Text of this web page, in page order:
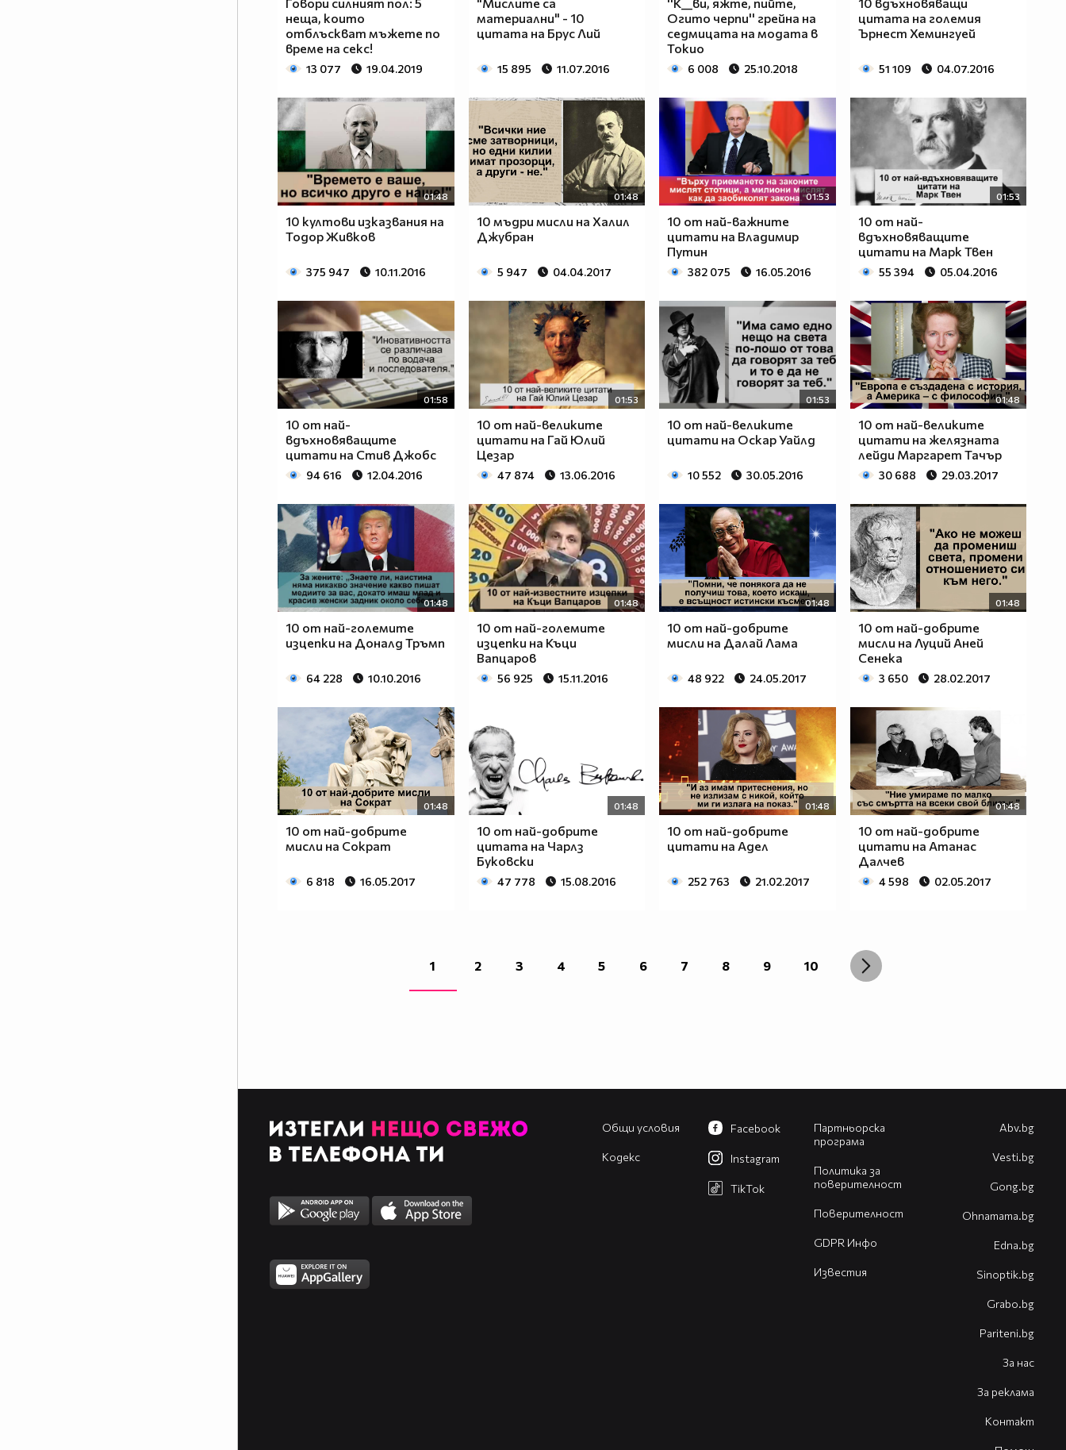
неща, които
отблъскват мъжете по
време на секс!
13 077 19.04.2019
материални" - 10
цитата на Брус Лий
15 895 11.07.2016
Огито черпи'' грейна на
седмицата на модата в
Токио
6 008 25.10.2018
цитата на големия
Ърнест Хемингуей
51 109 04.07.2016
01:48
10 култови изказвания на
Тодор Живков
375 947 10.11.2016
01:48
10 мъдри мисли на Халил
Джубран
5 947 04.04.2017
01:53
10 от най-важните
цитати на Владимир
Путин
382 075 16.05.2016
01:53
10 от най-
вдъхновяващите
цитати на Марк Твен
55 394 05.04.2016
01:58
10 от най-
вдъхновяващите
цитати на Стив Джобс
94 616 12.04.2016
01:53
10 от най-великите
цитати на Гай Юлий
Цезар
47 874 13.06.2016
01:53
10 от най-великите
цитати на Оскар Уайлд
10 552 30.05.2016
01:48
10 от най-великите
цитати на желязната
лейди Маргарет Тачър
30 688 29.03.2017
01:48
10 от най-големите
изцепки на Доналд Тръмп
64 228 10.10.2016
01:48
10 от най-големите
изцепки на Къци
Вапцаров
56 925 15.11.2016
01:48
10 от най-добрите
мисли на Далай Лама
48 922 24.05.2017
01:48
10 от най-добрите
мисли на Луций Аней
Сенека
3 650 28.02.2017
01:48
10 от най-добрите
мисли на Сократ
6 818 16.05.2017
01:48
10 от най-добрите
цитата на Чарлз
Буковски
47 778 15.08.2016
01:48
10 от най-добрите
цитати на Адел
252 763 21.02.2017
01:48
10 от най-добрите
цитати на Атанас
Далчев
4 598 02.05.2017
1 2 3 4 5 6 7 8 9 10
Общи условия
Кодекс
Партньорска
програма
Политика за
поверителност
Поверителност
GDPR Инфо
Известия
Facebook
Instagram
TikTok
Abv.bg
Vesti.bg
Gong.bg
Оhnamama.bg
Edna.bg
Sinoptik.bg
Grabo.bg
Pariteni.bg
За нас
За реклама
Контакт